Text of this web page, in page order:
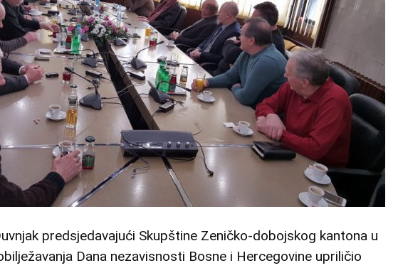
predsjedavajući Skupštine Zeničko-dobojskog kantona u
Dana nezavisnosti Bosne i Hercegovine upriličio